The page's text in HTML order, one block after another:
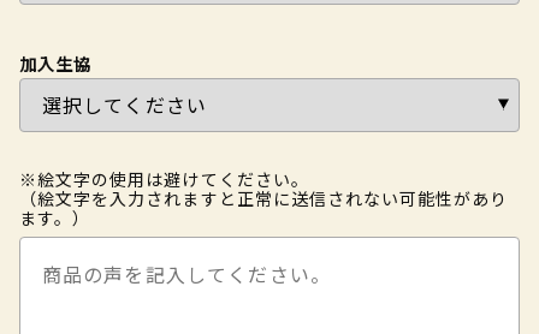
加入生協
※絵文字の使用は避けてください。
（絵文字を入力されますと正常に送信されない可能性があり
ます。）